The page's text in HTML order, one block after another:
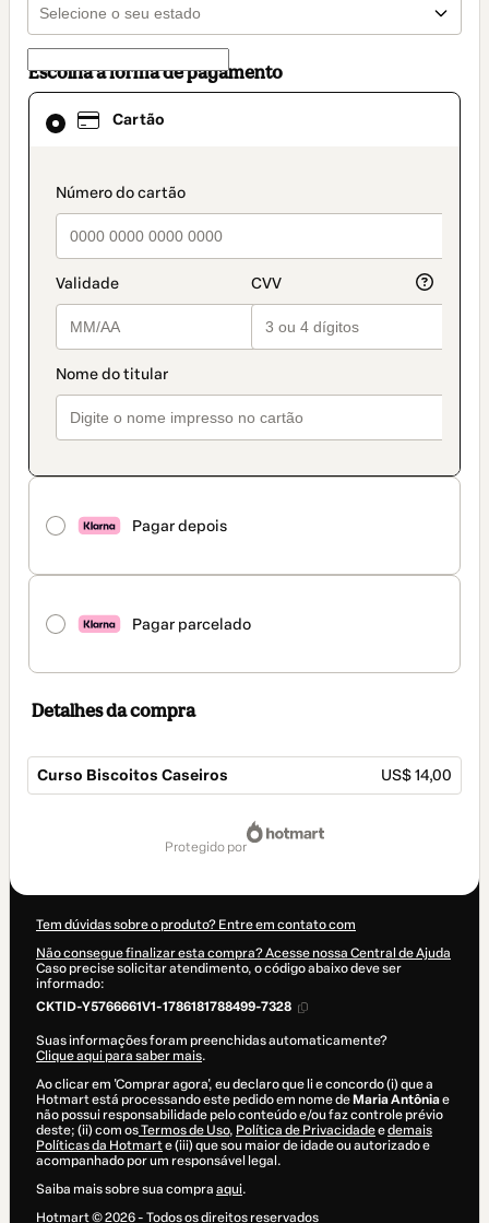
Escolha a forma de pagamento
Cartão
payment_data.section_title_v2
Pagar depois
Pagar parcelado
Cartão
selecionado
Detalhes da compra
Curso Biscoitos Caseiros US$ 14,00
protegido por
Tem dúvidas sobre o produto? Entre em contato com
Não consegue finalizar esta compra? Acesse nossa Central de Ajuda
Caso precise solicitar atendimento, o código abaixo deve ser
informado:
CKTID-Y5766661V1-1786181788499-7328
Suas informações foram preenchidas automaticamente?
Clique aqui para saber mais.
Ao clicar em 'Comprar agora', eu declaro que li e concordo (i) que a
Hotmart está processando este pedido em nome de Maria Antôniae
não possui responsabilidade pelo conteúdo e/ou faz controle prévio
deste; (ii) com osTermos de Uso, Política de Privacidadeedemais
Políticas da Hotmarte (iii) que sou maior de idade ou autorizado e
acompanhado por um responsável legal.
Saiba mais sobre sua compra aqui.
Hotmart ©2026- Todos os direitos reservados